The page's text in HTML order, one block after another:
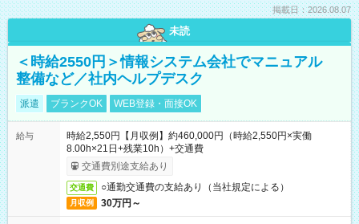
掲載日：2026.08.07
未読
＜時給2550円＞情報システム会社でマニュアル
整備など／社内ヘルプデスク
派遣 ブランクOK WEB登録・面接OK
給与
時給2,550円【月収例】約460,000円（時給2,550円×実働
8.00h×21日+残業10h）+交通費
交通費別途支給あり
交通費 ○通勤交通費の支給あり（当社規定による）
月収例 30万円～